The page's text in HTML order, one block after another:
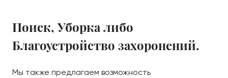
Поиск, Уборка либо
Благоустройство захоронений.
Мы также предлагаем возможность